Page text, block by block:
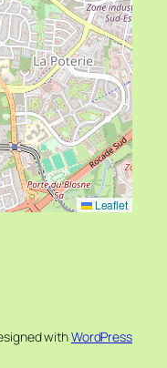
Leaflet
withWordPress